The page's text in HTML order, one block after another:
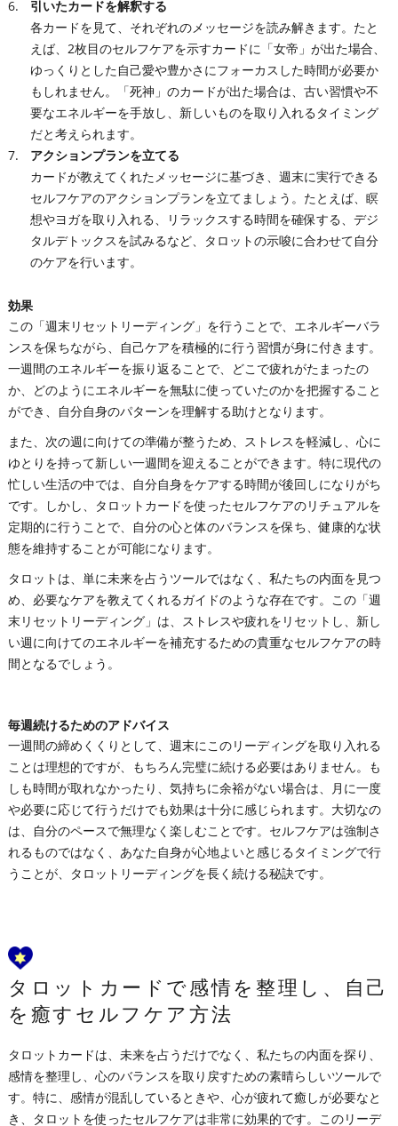
引いたカードを解釈する
各カードを見て、それぞれのメッセージを読み解きます。たと
えば、2枚目のセルフケアを示すカードに「女帝」が出た場合、
ゆっくりとした自己愛や豊かさにフォーカスした時間が必要か
もしれません。「死神」のカードが出た場合は、古い習慣や不
要なエネルギーを手放し、新しいものを取り入れるタイミング
だと考えられます。
アクションプランを立てる
カードが教えてくれたメッセージに基づき、週末に実行できる
セルフケアのアクションプランを立てましょう。たとえば、瞑
想やヨガを取り入れる、リラックスする時間を確保する、デジ
タルデトックスを試みるなど、タロットの示唆に合わせて自分
のケアを行います。
効果
この「週末リセットリーディング」を行うことで、エネルギーバラ
ンスを保ちながら、自己ケアを積極的に行う習慣が身に付きます。
一週間のエネルギーを振り返ることで、どこで疲れがたまったの
か、どのようにエネルギーを無駄に使っていたのかを把握すること
ができ、自分自身のパターンを理解する助けとなります。
また、次の週に向けての準備が整うため、ストレスを軽減し、心に
ゆとりを持って新しい一週間を迎えることができます。特に現代の
忙しい生活の中では、自分自身をケアする時間が後回しになりがち
です。しかし、タロットカードを使ったセルフケアのリチュアルを
定期的に行うことで、自分の心と体のバランスを保ち、健康的な状
態を維持することが可能になります。
タロットは、単に未来を占うツールではなく、私たちの内面を見つ
め、必要なケアを教えてくれるガイドのような存在です。この「週
末リセットリーディング」は、ストレスや疲れをリセットし、新し
い週に向けてのエネルギーを補充するための貴重なセルフケアの時
間となるでしょう。
毎週続けるためのアドバイス
一週間の締めくくりとして、週末にこのリーディングを取り入れる
ことは理想的ですが、もちろん完璧に続ける必要はありません。も
しも時間が取れなかったり、気持ちに余裕がない場合は、月に一度
や必要に応じて行うだけでも効果は十分に感じられます。大切なの
は、自分のペースで無理なく楽しむことです。セルフケアは強制さ
れるものではなく、あなた自身が心地よいと感じるタイミングで行
うことが、タロットリーディングを長く続ける秘訣です。
タロットカードで感情を整理し、自己
を癒すセルフケア方法
タロットカードは、未来を占うだけでなく、私たちの内面を探り、
感情を整理し、心のバランスを取り戻すための素晴らしいツールで
す。特に、感情が混乱しているときや、心が疲れて癒しが必要なと
き、タロットを使ったセルフケアは非常に効果的です。このリーデ